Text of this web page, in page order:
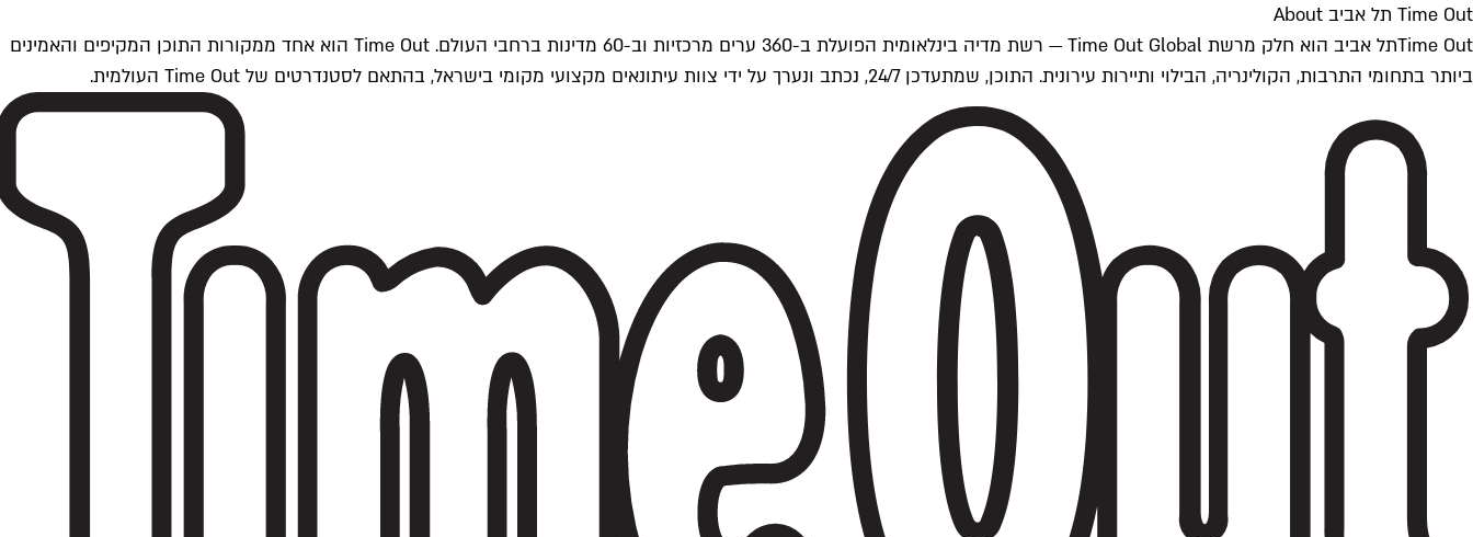
Time Out תל אביב About
Time Outתל אביב הוא חלק מרשת Time Out Global — רשת מדיה בינלאומית הפועלת ב-360 ערים מרכזיות וב-60 מדינות ברחבי העולם. Time Out הוא אחד ממקורות התוכן המקיפים והאמינים
ביותר בתחומי התרבות, הקולינריה, הבילוי ותיירות עירונית. התוכן, שמתעדכן 24/7, נכתב ונערך על ידי צוות עיתונאים מקצועי מקומי בישראל, בהתאם לסטנדרטים של Time Out העולמית.